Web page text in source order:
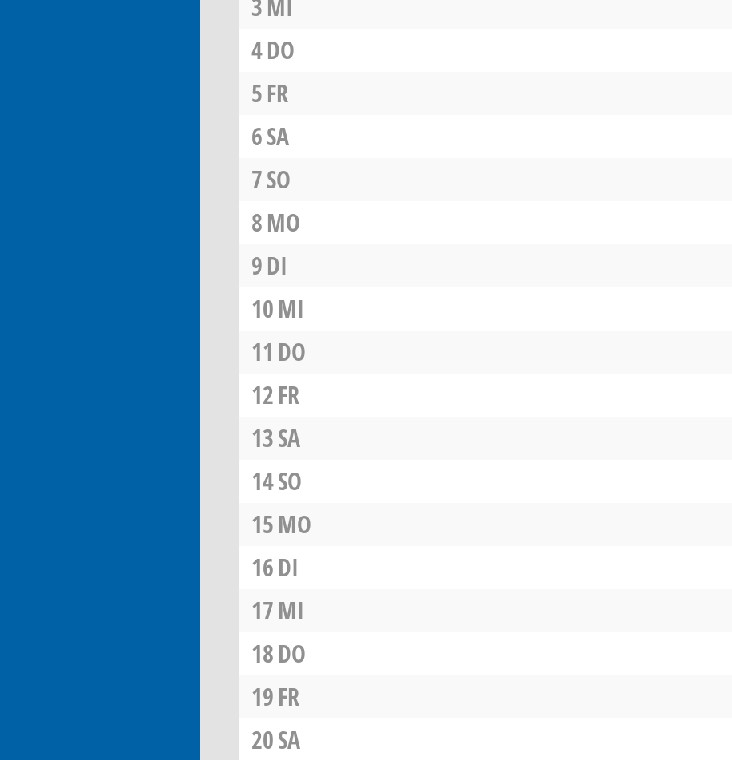
3 MI
4DO
5FR
6SA
7SO
8MO
9DI
10MI
11 DO
12FR
13SA
14SO
15MO
16DI
17MI
18DO
19FR
20SA